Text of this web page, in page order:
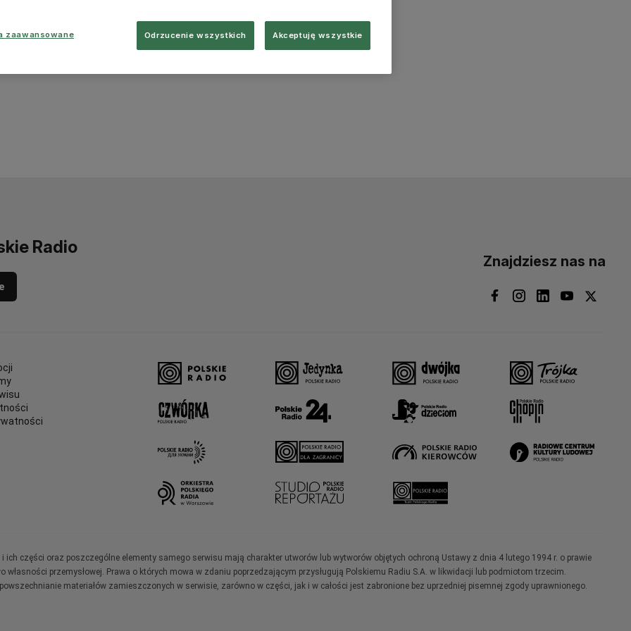
Radio
Znajdziesz nas na
części oraz poszczególne elementy samego serwisu mają charakter utworów lub wytworów objętych ochroną Ustawy z dnia 4 lutego 1994 r. o prawie
przemysłowej. Prawa o których mowa w zdaniu poprzedzającym przysługują Polskiemu Radiu S.A. w likwidacji lub podmiotom trzecim.
materiałów zamieszczonych w serwisie, zarówno w części, jak i w całości jest zabronione bez uprzedniej pisemnej zgody uprawnionego.
zaawansowane Odrzucenie wszystkich Akceptuję wszystkie